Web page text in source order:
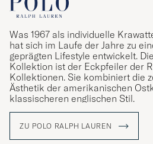
Was 1967 als individuelle
hat sich im Laufe der Jahre zu
geprägten Lifestyle entwickelt.
Kollektion ist der Eckpfeiler der
Kollektionen. Sie kombiniert die
Ästhetik der amerikanischen
klassischeren englischen Stil.
ZU POLO RALPH LAUREN